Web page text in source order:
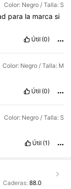
Color: Negro / Talla: S
para la marcasi
Útil (0)
Color: Negro / Talla: M
Útil (0)
Color: Negro / Talla: S
Útil (1)
Caderas: 88.0